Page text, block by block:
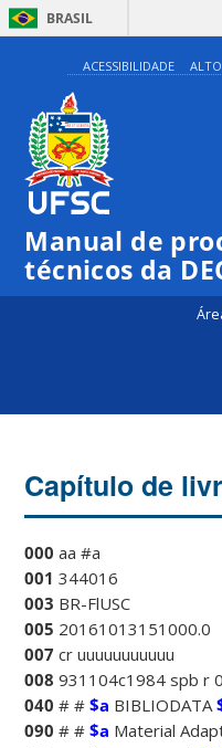
BRASIL
ACESSIBILIDADE
Manual de
técnicos da
Capítulo de
000 aa #a
001 344016
003 BR-FlUSC
005 20161013151000.0
007 cr uuuuuuuuuuu
008 931104c1984 spb r
040 # #$a BIBLIODATA
090 # #$a Material